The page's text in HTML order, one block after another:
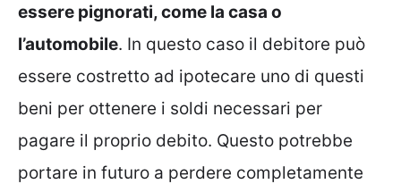
essere pignorati, come la casa o
l’automobile. In questo caso il debitore può
essere costretto ad ipotecare uno di questi
beni per ottenere i soldi necessari per
pagare il proprio debito. Questo potrebbe
portare in futuro a perdere completamente